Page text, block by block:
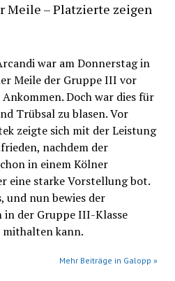
Meile – Platzierte zeigen
war am Donnerstag in
Meile der Gruppe III vor
Doch war dies für
Trübsal zu blasen. Vor
zeigte sich mit der Leistung
nachdem der
in einem Kölner
eine starke Vorstellung bot.
und nun bewies der
in der Gruppe III-Klasse
mithalten kann.
Mehr Beiträge in Galopp »